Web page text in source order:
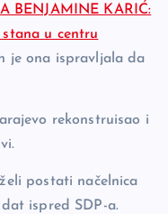
BENJAMINE KARIĆ:
u centru
je ona ispravljala da
rekonstruisao i
postati načelnica
ispred SDP-a.